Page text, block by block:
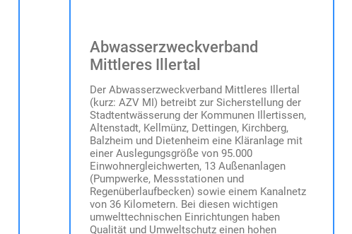
Abwasserzweckverband
Mittleres Illertal
Der Abwasserzweckverband Mittleres Illertal
(kurz: AZV MI) betreibt zur Sicherstellung der
Stadtentwässerung der Kommunen Illertissen,
Altenstadt, Kellmünz, Dettingen, Kirchberg,
Balzheim und Dietenheim eine Kläranlage mit
einer Auslegungsgröße von 95.000
Einwohnergleichwerten, 13 Außenanlagen
(Pumpwerke, Messstationen und
Regenüberlaufbecken) sowie einem Kanalnetz
von 36 Kilometern. Bei diesen wichtigen
umwelttechnischen Einrichtungen haben
Qualität und Umweltschutz einen hohen